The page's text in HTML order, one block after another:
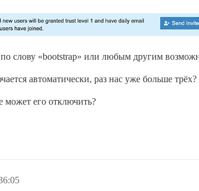
слову «bootstrap» или любым другим
автоматически, раз нас уже больше трёх?
может его отключить?